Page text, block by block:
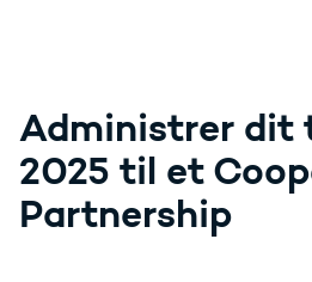
Administrer dit
2025 til et
Partnership